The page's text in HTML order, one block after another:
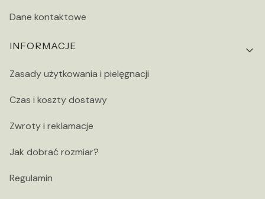
Dane kontaktowe
INFORMACJE
Zasady użytkowania i pielęgnacji
Czas i koszty dostawy
Zwroty i reklamacje
Jak dobrać rozmiar?
Regulamin